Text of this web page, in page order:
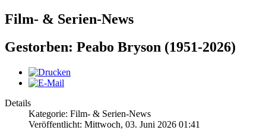
Film- & Serien-News
Gestorben: Peabo Bryson (1951-2026)
Details
Kategorie: Film- & Serien-News
Veröffentlicht: Mittwoch, 03. Juni 2026 01:41